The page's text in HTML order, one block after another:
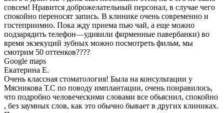
совсем! Нравится доброжелательный персонал, в случае чего
спокойно переносят запись. В клинике очень современно и
гостеприимно. Пока жду приема пью чай, а еще можно
подзарядить телефон—удивили фирменные павербанки) во
время экзекуций зубных можно посмотреть фильм, мы
смотрим 50 оттенков????
Google maps
Екатерина Е.
Очень классная стоматология! Была на консультации у
Мясникова Т.С по поводу имплантации, очень понравилось,
что подробно человеческими словами все обьяснил, спокойно
, без заумных слов, как это обычно бывает в других клиниках.